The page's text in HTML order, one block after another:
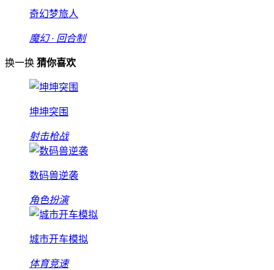
奇幻梦旅人
魔幻 · 回合制
换一换 猜你喜欢
坤坤突围
射击枪战
数码兽逆袭
角色扮演
城市开车模拟
体育竞速